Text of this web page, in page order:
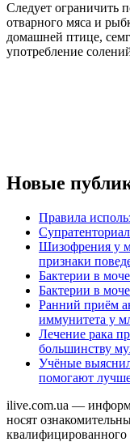
Следует ограничить
отварного мяса и
домашней птице,
употребление
Новые
Правила
Шизофрения у
признаки
Бактерии в
Бактерии в
Ранний приём
иммунитета у
Лечение рака
большинству
Учёные
помогают
ilive.com.ua —
носят
квалифицированного